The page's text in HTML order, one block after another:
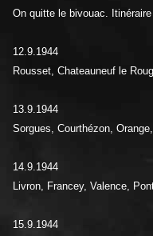
On quitte le bivouac.
12.9.1944
Rousset, Chateauneuf le
13.9.1944
Sorgues, Courthézon,
14.9.1944
Livron, Francey, Valence,
15.9.1944